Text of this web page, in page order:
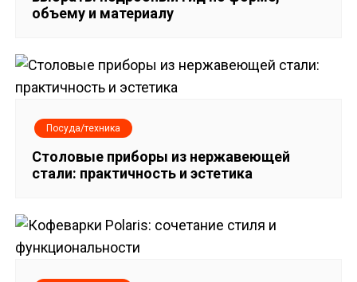
з
а
я
м
объему и материалу
Посуда/техника
Столовые приборы из нержавеющей
стали: практичность и эстетика